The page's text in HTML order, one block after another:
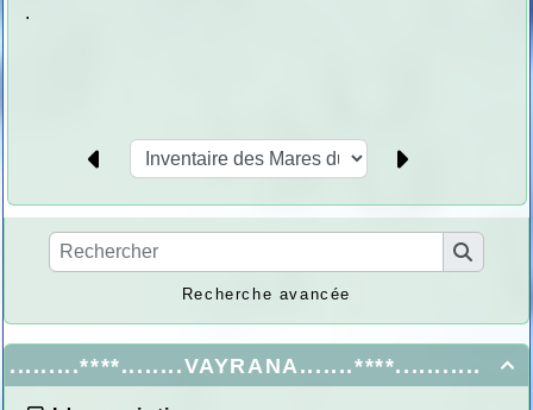
Recherche avancée

.........****........VAYRANA.......****...........
.